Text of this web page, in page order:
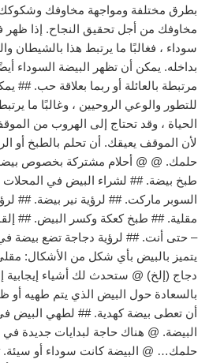
بطرق مختلفة ومواجهة مخاوفك
مخاوفك من أجل تحقيق النجاح. إذا
سوداء ، فغالبًا ما يرتبط هذا بالشيطان
بداخله. يمكن أن تظهر البيضة السوداء
مرتبطة بالعائلة أو ربما بعلاقة حب. ##
للتطور والوعي الروحيين ، وغالبًا ما
الحياة ، وقد تحتاج إلى الهروب من
لأن الموقف يعيقك. أن تحلم بالطبخ أو
حلمك. @ @ أحلام مشتركة بخصوص
طبخ بيضة. ## لشراء البيض في المحلات
السوبر ماركت. ## لرؤية نير بيضة. ##
مقلية. ## طبخ كعكة وكسر البيض. ##
– حتى أنت. ## لرؤية دجاجة تضع بيضة
يتميز بالبيض بأي شكل من الأشكال:
دجاج (إلخ) @ ستحدث لك أشياء إيجابية
بالسعادة حول البيض الذي يتم طهيه
أن تعطى بيضة كهدية. ## لطهي البيض
البيضة. @ هناك حاجة لبدايات جديدة
حلمك… @ البيضة كانت سوداء أو سيئة.